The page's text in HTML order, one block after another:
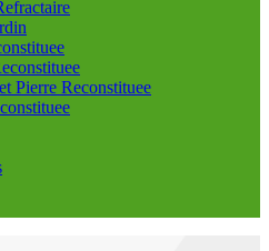
Pierre Reconstituee